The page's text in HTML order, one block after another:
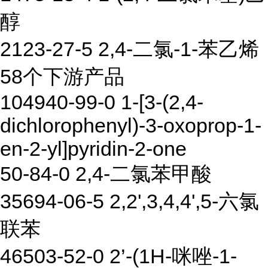
醇
2123-27-5 2,4-二氯-1-苯乙烯
58个下游产品
104940-99-0 1-[3-(2,4-
dichlorophenyl)-3-oxoprop-1-
en-2-yl]pyridin-2-one
50-84-0 2,4-二氯苯甲酸
35694-06-5 2,2',3,4,4',5-六氯
联苯
46503-52-0 2’-(1H-咪唑-1-